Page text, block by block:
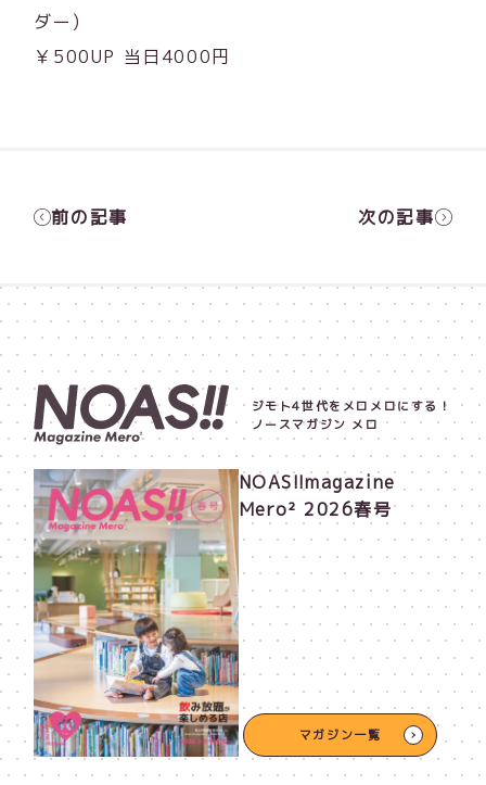
ダー)
￥500UP 当日4000円
前の記事 次の記事
ジモト4世代をメロメロにする！
ノースマガジン メロ
NOAS!!magazine
Mero² 2026春号
マガジン一覧